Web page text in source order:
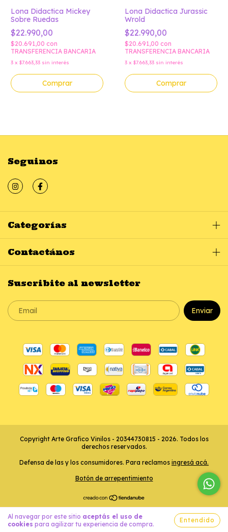
Al navegar por este sitio aceptás el uso de
cookies para agilizar tu experiencia de compra.
Entendido
Lona Didactica Mickey
Sobre Ruedas
$22.990,00
$20.691,00 con
TRANSFERENCIA BANCARIA
3 x $7.663,33 sin interés
Comprar
Lona Didactica Jurassic
Wrold
$22.990,00
$20.691,00 con
TRANSFERENCIA BANCARIA
3 x $7.663,33 sin interés
Comprar
Seguinos
Categorías
Contactános
Suscribite al newsletter
Copyright Arte Grafico Vinilos - 20344730815 - 2026. Todos los
derechos reservados.
Defensa de las y los consumidores. Para reclamos ingresá acá.
Botón de arrepentimiento